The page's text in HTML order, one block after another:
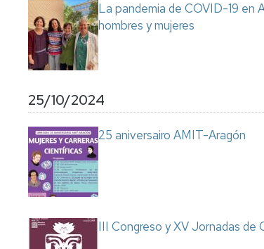
La pandemia de COVID-19 en
hombres y mujeres
25/10/2024
25 aniversairo AMIT-Aragón
III Congreso y XV Jornadas de